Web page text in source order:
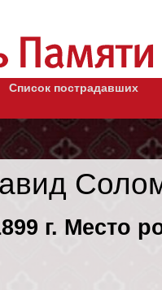
Список пострадавших
г. Место